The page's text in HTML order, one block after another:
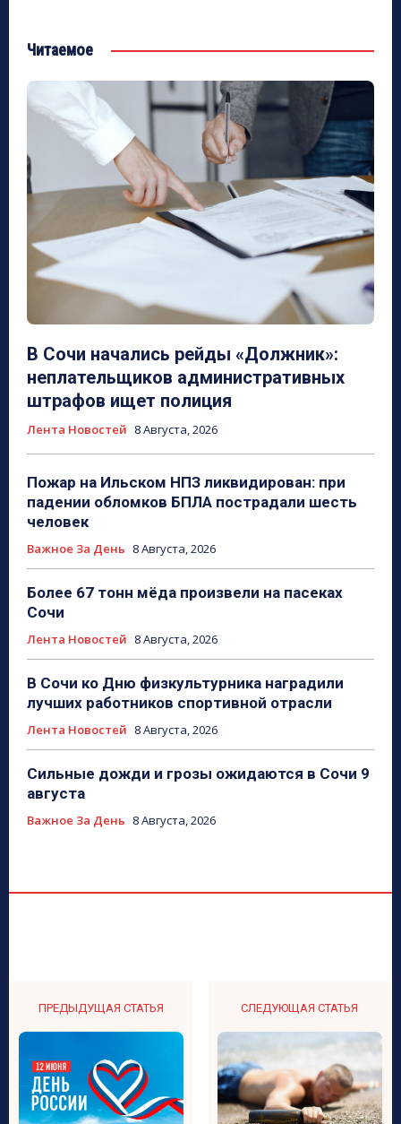
Читаемое
В Сочи начались рейды «Должник»:
неплательщиков административных
штрафов ищет полиция
Лента Новостей 8 Августа, 2026
Пожар на Ильском НПЗ ликвидирован: при
падении обломков БПЛА пострадали шесть
человек
Важное За День 8 Августа, 2026
Более 67 тонн мёда произвели на пасеках
Сочи
Лента Новостей 8 Августа, 2026
В Сочи ко Дню физкультурника наградили
лучших работников спортивной отрасли
Лента Новостей 8 Августа, 2026
Сильные дожди и грозы ожидаются в Сочи 9
августа
Важное За День 8 Августа, 2026
ПРЕДЫДУЩАЯ СТАТЬЯ СЛЕДУЮЩАЯ СТАТЬЯ